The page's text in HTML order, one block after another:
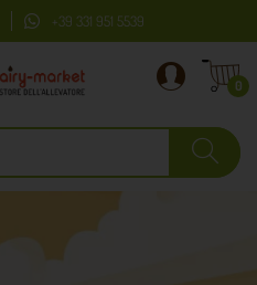
+39 331 951 5539
0